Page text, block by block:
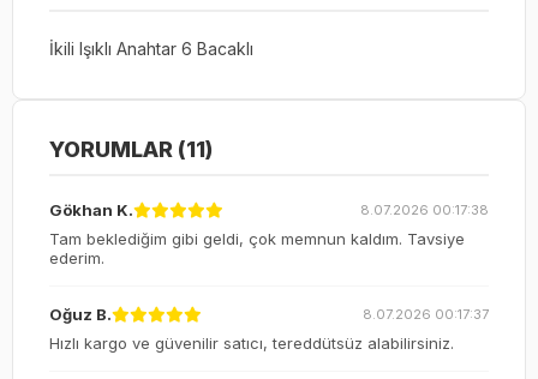
İkili Işıklı Anahtar 6 Bacaklı
YORUMLAR (11)
Gökhan K. 8.07.2026 00:17:38
Tam beklediğim gibi geldi, çok memnun kaldım. Tavsiye
ederim.
Oğuz B. 8.07.2026 00:17:37
Hızlı kargo ve güvenilir satıcı, tereddütsüz alabilirsiniz.